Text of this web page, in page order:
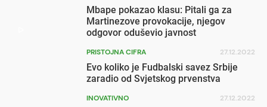
Mbape pokazao klasu: Pitali ga za
Martinezove provokacije, njegov
odgovor oduševio javnost
PRISTOJNA CIFRA 27.12.2022
Evo koliko je Fudbalski savez Srbije
zaradio od Svjetskog prvenstva
INOVATIVNO 27.12.2022